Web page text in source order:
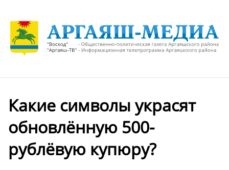
Какие символы украсят
обновлённую 500-
рублёвую купюру?